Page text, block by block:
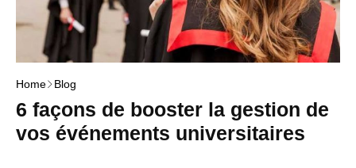
Home Blog
6 façons de booster la gestion de
vos événements universitaires